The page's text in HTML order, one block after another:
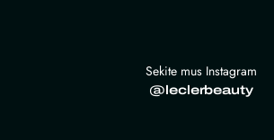
Sekite mus Instagram
@leclerbeauty